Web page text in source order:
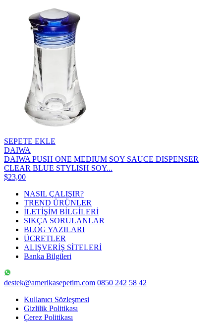
SEPETE EKLE
DAIWA
DAIWA PUSH ONE MEDIUM SOY SAUCE DISPENSER
CLEAR BLUE STYLISH SOY...
$23,00
NASIL ÇALIŞIR?
TREND ÜRÜNLER
İLETİŞİM BİLGİLERİ
SIKÇA SORULANLAR
BLOG YAZILARI
ÜCRETLER
ALIŞVERİŞ SİTELERİ
Banka Bilgileri
destek@amerikasepetim.com 0850 242 58 42
Kullanıcı Sözleşmesi
Gizlilik Politikası
Çerez Politikası